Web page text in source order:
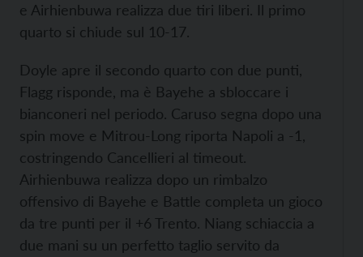
e Airhienbuwa realizza due tiri liberi. Il primo
quarto si chiude sul 10-17.
Doyle apre il secondo quarto con due punti,
Flagg risponde, ma è Bayehe a sbloccare i
bianconeri nel periodo. Caruso segna dopo una
spin move e Mitrou-Long riporta Napoli a -1,
costringendo Cancellieri al timeout.
Airhienbuwa realizza dopo un rimbalzo
offensivo di Bayehe e Battle completa un gioco
da tre punti per il +6 Trento. Niang schiaccia a
due mani su un perfetto taglio servito da